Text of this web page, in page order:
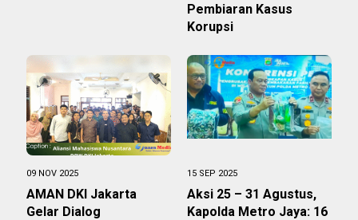
Pembiaran Kasus
Korupsi
09 NOV 2025
AMAN DKI Jakarta
Gelar Dialog
15 SEP 2025
Aksi 25 – 31 Agustus,
Kapolda Metro Jaya: 16